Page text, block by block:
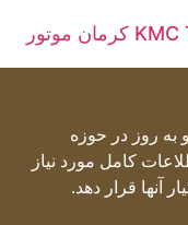
افزایش 600 میلیون تومانی پیکاپ KMC T9 کرمان موتور
به روز در حوزه
کامل مورد نیاز
آنها قرار دهد.